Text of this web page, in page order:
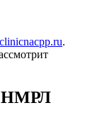
.
НМРЛ